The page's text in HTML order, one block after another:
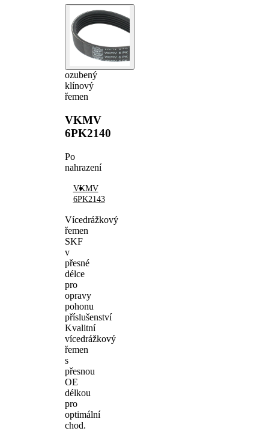
ozubený
klínový
řemen
VKMV
6PK2140
Po
nahrazení
VKMV
6PK2143
Vícedrážkový
řemen
SKF
v
přesné
délce
pro
opravy
pohonu
příslušenství
Kvalitní
vícedrážkový
řemen
s
přesnou
OE
délkou
pro
optimální
chod.